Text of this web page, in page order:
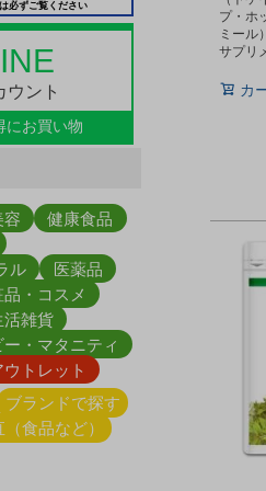
必ずご覧ください
ウント
にお買い物
容
健康食品
ル
医薬品
品・コスメ
活雑貨
ー・マタニティ
ウトレット
ブランドで探す
（食品など）
プ・ホ
ミール
サプリ
カ